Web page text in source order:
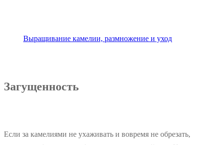
Выращивание камелии, размножение и уход
Загущенность
Если за камелиями не ухаживать и вовремя не обрезать,